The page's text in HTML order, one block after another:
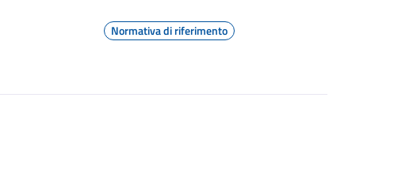
Normativa di riferimento